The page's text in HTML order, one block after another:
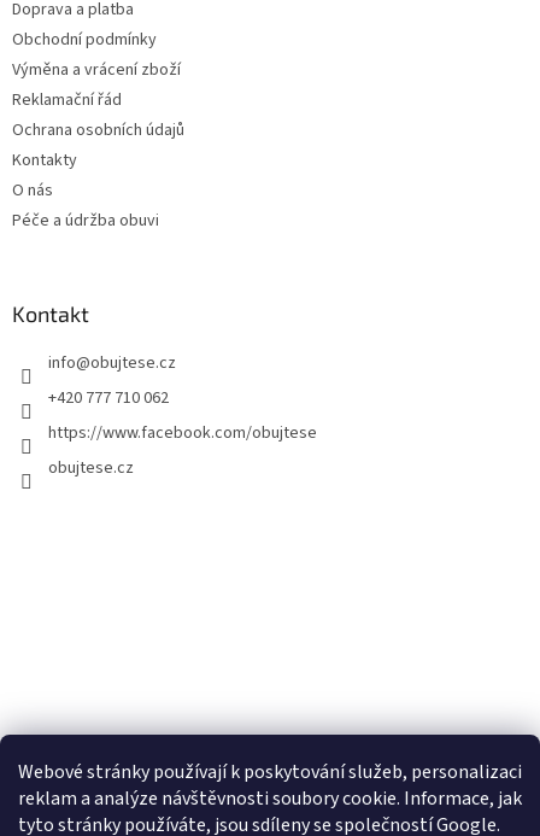
Webové stránky používají k poskytování služeb, personalizaci
reklam a analýze návštěvnosti soubory cookie. Informace, jak
tyto stránky používáte, jsou sdíleny se společností Google.
Doprava a platba
Obchodní podmínky
Výměna a vrácení zboží
Reklamační řád
Ochrana osobních údajů
Kontakty
O nás
Péče a údržba obuvi
Kontakt
info@obujtese.cz
+420 777 710 062
https://www.facebook.com/obujtese
obujtese.cz